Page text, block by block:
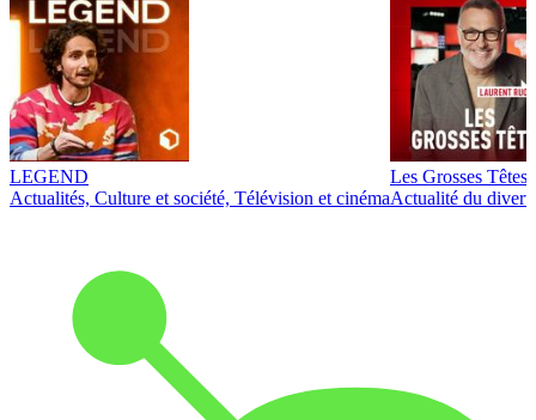
LEGEND
Actualités, Culture et société, Télévision et cinéma
Les Grosses Têtes
Actualité du